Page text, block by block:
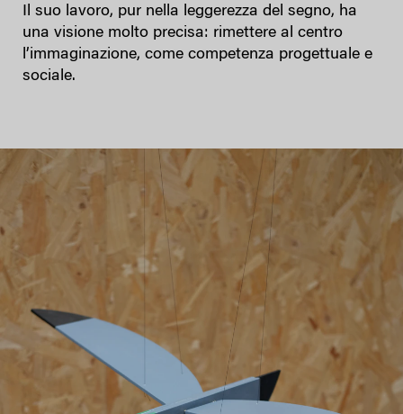
Il suo lavoro, pur nella leggerezza del segno, ha
una visione molto precisa: rimettere al centro
l’immaginazione, come competenza progettuale e
sociale.